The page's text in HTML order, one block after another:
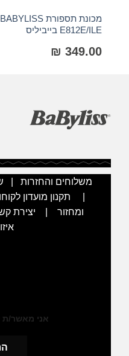
E812E/ILE בייביליס
₪ 349.00
משלוחים והחזרות
תקנון מועדון
ומחזור
יצירת
אני מאשר/ת